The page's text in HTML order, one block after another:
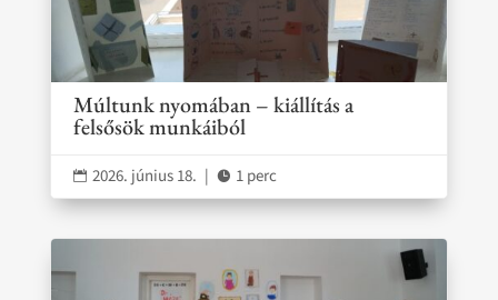
Múltunk nyomában – kiállítás a
felsősök munkáiból
 2026. június 18. |  1 perc